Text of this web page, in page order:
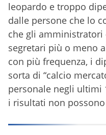
leopardo e troppo
dalle persone che lo
che gli amministratori
segretari più o meno
con più frequenza, i
sorta di “calcio
personale negli ultimi
i risultati non